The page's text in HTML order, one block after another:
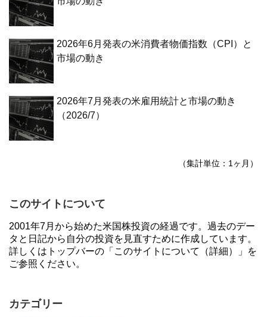
2026年6月発表の米消費者物価指数（CPI）と
市場の動き
2026年7月発表の米雇用統計と市場の動き
（2026/7）
（集計単位：1ヶ月）
このサイトについて
2001年7月から始めた米国株投資の経過です。過去のデー
タと日記から自分の投資を見直すために作成しています。
詳しくはトップバーの「このサイトについて（詳細）」を
ご参照ください。
カテゴリー